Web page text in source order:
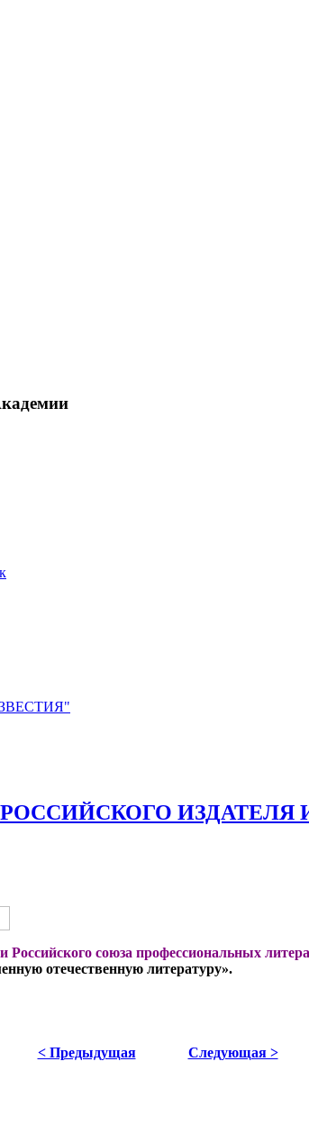
ИЗДАТЕЛЯ И
Российского союза профессиональных
отечественную литературу».
< Предыдущая Следующая >